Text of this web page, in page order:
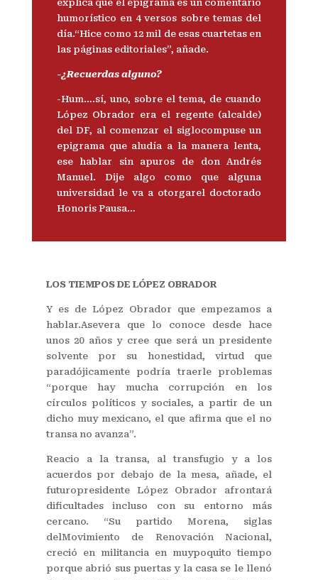
explica que el epigrama es un comentario
humorístico en 4 versos sobre temas del
día.“Hice como 12 mil de esas cuartetas en
las páginas editoriales”, añade.
-¿Recuerdas alguno?
-Hum….sí, uno, sobre el tema, de cuando
López Obrador era el regente (alcalde)
del DF, al comenzar el siglocompuse un
epigrama que aludía a la manera lenta,
ese hablar sin apuros de don Andrés
Manuel. Dije algo como que alguna
universidad le va a otorgarel doctorado
Honoris Pausa…
LOS TIEMPOS DE LÓPEZ OBRADOR
Y es de López Obrador que empezamos a
hablar.Asevera que lo conoce desde hace
unos 20 años y cree que será un presidente
solvente por su honestidad, virtud que
paradójicamente podría traerle problemas
“porque hay mucha corrupción en los
círculos políticos y sociales, a partir de un
dicho muy mexicano, el que afirma que el no
transa no avanza”.
Reacio a la transa, al transfugio y a los
acuerdos por debajo de la mesa, añade, el
futuropresidente López Obrador afrontará
dificultades incluso con su entorno más
cercano. “Su partido Morena, siglas
delMovimiento de Renovación Nacional,
creció en militancia en muypoquito tiempo
porque abrió sus puertas y la casa se le llenó